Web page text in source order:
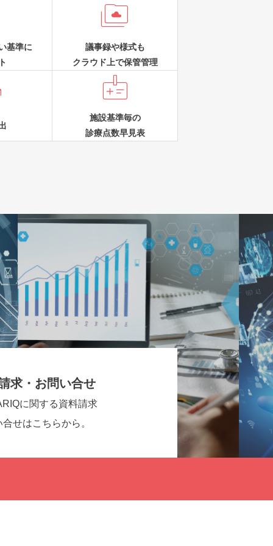
基準に

議事録や様式も
クラウド上で保管管理

施設基準毎の
診療点数早見表
求・お問い合せ
に関する資料請求
せはこちらから。